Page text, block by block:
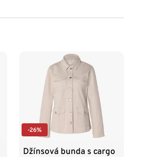
-26%
Džínsová bunda s cargo